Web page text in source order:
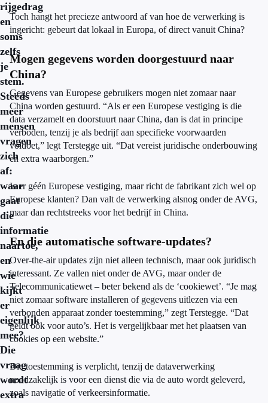
rijgedrag
en
soms
zelfs
je
stem.
Steeds
meer
mensen
vragen
zich
af:
waar
gaat
die
informatie
naartoe,
en
wie
kijkt
er
eigenlijk
mee?
Die
vraag
wordt
extra
Toch hangt het precieze antwoord af van hoe de verwerking is
ingericht: gebeurt dat lokaal in Europa, of direct vanuit China?
Mogen gegevens worden doorgestuurd naar
China?
Gegevens van Europese gebruikers mogen niet zomaar naar
China worden gestuurd. “Als er een Europese vestiging is die
data verzamelt en doorstuurt naar China, dan is dat in principe
verboden, tenzij je als bedrijf aan specifieke voorwaarden
voldoet,” legt Terstegge uit. “Dat vereist juridische onderbouwing
en extra waarborgen.”
Is er géén Europese vestiging, maar richt de fabrikant zich wel op
Europese klanten? Dan valt de verwerking alsnog onder de AVG,
maar dan rechtstreeks voor het bedrijf in China.
En die automatische software-updates?
Over-the-air updates zijn niet alleen technisch, maar ook juridisch
interessant. Ze vallen niet onder de AVG, maar onder de
Telecommunicatiewet – beter bekend als de ‘cookiewet’. “Je mag
niet zomaar software installeren of gegevens uitlezen via een
verbonden apparaat zonder toestemming,” zegt Terstegge. “Dat
geldt ook voor auto’s. Het is vergelijkbaar met het plaatsen van
cookies op een website.”
Die toestemming is verplicht, tenzij de dataverwerking
noodzakelijk is voor een dienst die via de auto wordt geleverd,
zoals navigatie of verkeersinformatie.